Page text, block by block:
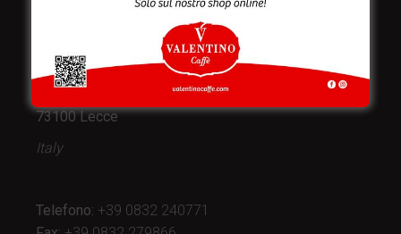
Viale Croazia 8 (Z.I.)
73100 Lecce
Italy
Telefono: +39 0832 240771